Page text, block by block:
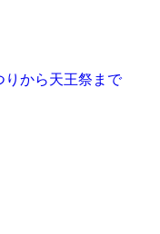
りから天王祭まで